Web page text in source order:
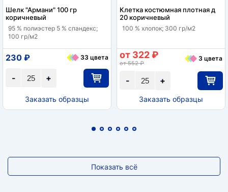
Шелк "Армани" 100 гр
коричневый
95 % полиэстер 5 % спандекс;
100 гр/м2
+
-
230 ₽ 33 цвета
Заказать образцы
Клетка костюмная плотная д
20 коричневый
100 % хлопок; 300 гр/м2
+
-
от 322 ₽
от 552 ₽
3 цвета
Заказать образцы
Показать всё